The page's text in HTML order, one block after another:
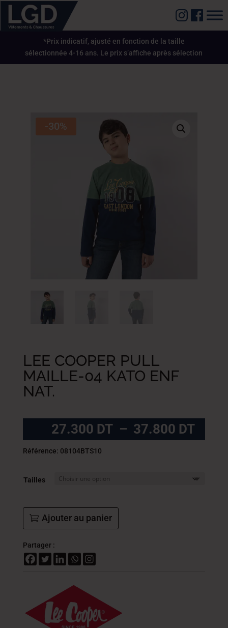
*Prix indicatif, ajusté en fonction de la taille
sélectionnée 4-16 ans. Le prix s’affiche après sélection
-30%
LEE COOPER PULL
MAILLE-04 KATO ENF
NAT.
27.300 DT – 37.800 DT
de
DT
Référence: 08104BTS10
Tailles
Ajouter au panier
Partager :